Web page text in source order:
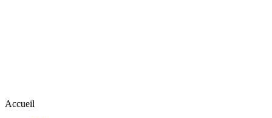
Accueil